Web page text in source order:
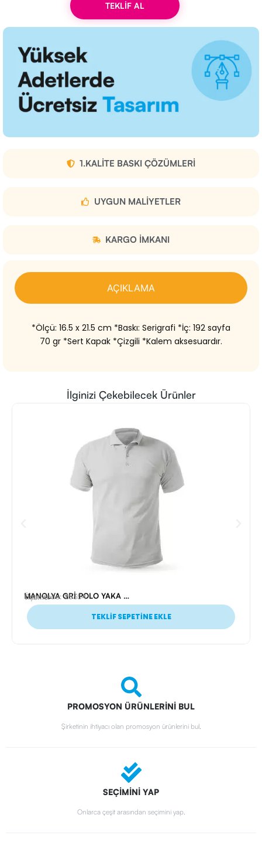
TEKLİF AL
1.KALITE BASKI ÇÖZÜMLERI
UYGUN MALIYETLER
KARGO IMKANI
AÇIKLAMA
*Ölçü: 16.5 x 21.5 cm *Baskı: Serigrafi *İç: 192 sayfa
70 gr *Sert Kapak *Çizgili *Kalem aksesuardır.
İlginizi Çekebilecek Ürünler
MANOLYA GRİ POLO YAKA TİŞÖRT XXL
Ürün Kodu: 25354
Tişörtler
TEKLİF SEPETİNE EKLE
PROMOSYON ÜRÜNLERİNİ BUL
Şirketinin ihtiyacı olan promosyon ürünlerini bul.
SEÇİMİNİ YAP
Onlarca çeşit arasından seçimini yap.